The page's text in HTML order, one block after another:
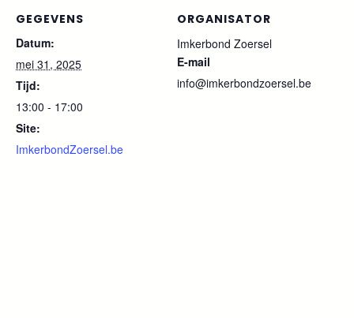
GEGEVENS
Datum:
mei 31, 2025
Tijd:
13:00 - 17:00
Site:
ImkerbondZoersel.be
ORGANISATOR
Imkerbond Zoersel
E-mail
info@imkerbondzoersel.be